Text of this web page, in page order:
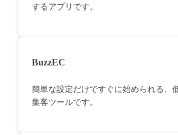
するアプリです。
BuzzEC
簡単な設定だけですぐに始められる、
集客ツールです。